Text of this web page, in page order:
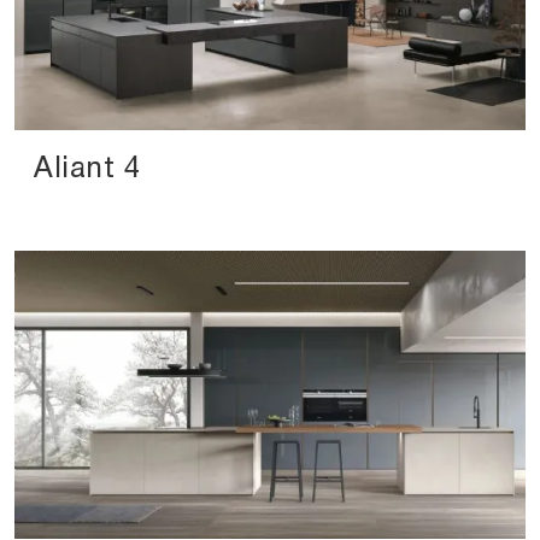
Aliant 4